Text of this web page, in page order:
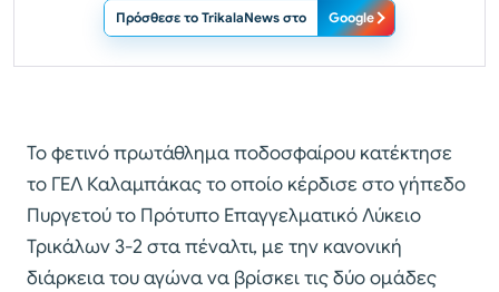
Πρόσθεσε το TrikalaNews στο Google
Το φετινό πρωτάθλημα ποδοσφαίρου κατέκτησε
το ΓΕΛ Καλαμπάκας το οποίο κέρδισε στο γήπεδο
Πυργετού το Πρότυπο Επαγγελματικό Λύκειο
Τρικάλων 3-2 στα πέναλτι, με την κανονική
διάρκεια του αγώνα να βρίσκει τις δύο ομάδες